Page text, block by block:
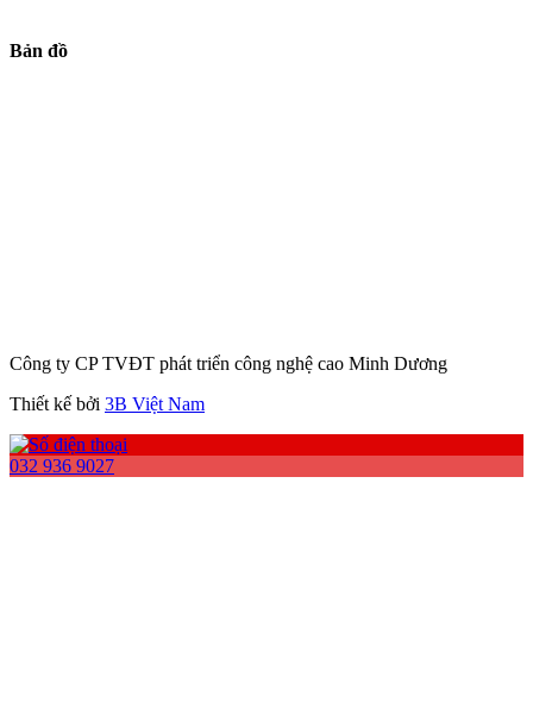
Bản đồ
Công ty CP TVĐT phát triển công nghệ cao Minh Dương
Thiết kế bởi 3B Việt Nam
032 936 9027